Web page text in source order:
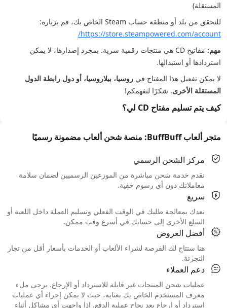
المستقلة)
للتحقق من بلد أو منطقة حساب Steam الخاص بك، قم بزيارة:
https://store.steampowered.com/account/
مهم:
مفاتيح CD هي منتجات رقمية سرية. بمجرد إصدارها، لا يمكن
استردادها أو استبدالها.
لا يمكن تفعيل هذا المفتاح في روسيا، بيلاروسيا، أو دول رابطة الدول
المستقلة الأخرى. شكرًا لتفهمكم!
كيف يتم تسليم مفتاح CD لي؟
متجر ألعاب BuffBuff: منصة شحن ألعاب مضمونة رسميًا
مركز الشحن الرسمي
نقدم خدمة شحن مباشرة من الموزعين الرسميين لضمان سلامة
معاملاتك دون أي رسوم خفية.
سريع
نعدك بمعالجة طلبك في الوقت الفعلي وتسليم العملة داخل اللعبة أو
السلع الأخرى إلى حسابك في أسرع وقت ممكن.
أفضل العروض
هنا ستتاح لك الفرصة لشراء الألعاب أو الخدمات بأسعار أقل من تجار
التجزئة.
دعم العملاء
عمليات شحن المنتجات غير قابلة للاسترداد أو الإرجاع. يرجى ملء
معرف المستخدم الخاص بك بعناية، حيث لا يمكن إجراء أي عمليات
استرداد أو إرجاع بعد نجاح عملية الدفع. إذا واجهت أي مشاكل أثناء